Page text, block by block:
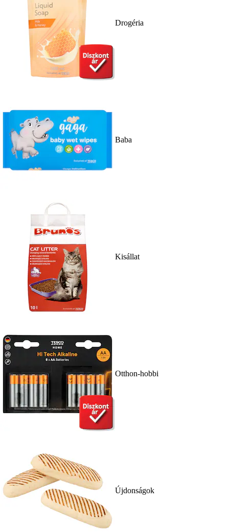
Drogéria
Baba
Kisállat
Otthon-hobbi
Újdonságok